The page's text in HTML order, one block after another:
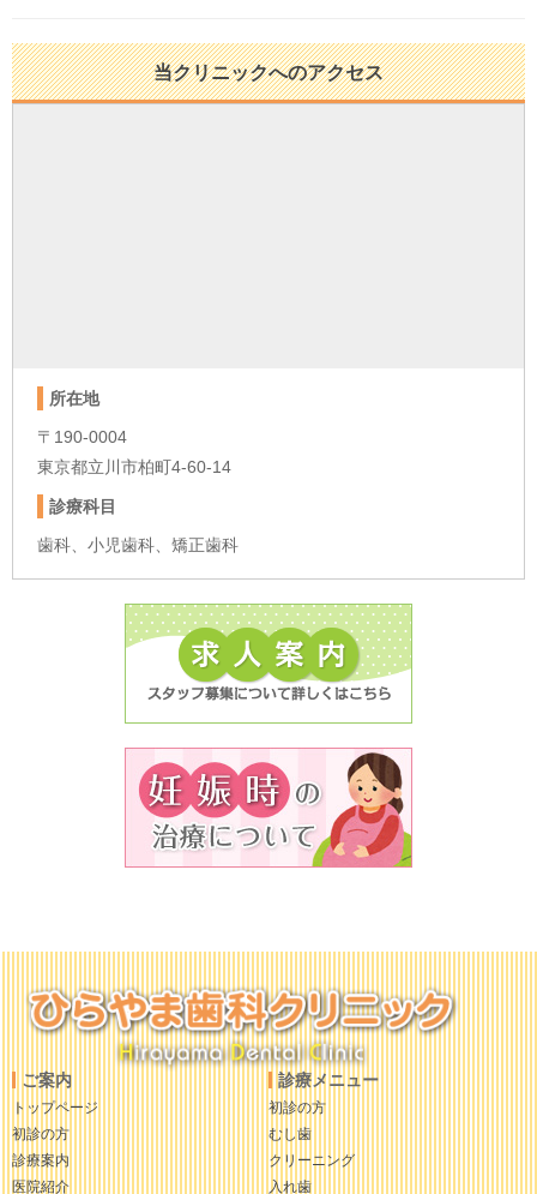
当クリニックへのアクセス
所在地
〒190-0004
東京都立川市柏町4-60-14
診療科目
歯科、小児歯科、矯正歯科
ご案内
トップページ
初診の方
診療案内
医院紹介
診療メニュー
初診の方
むし歯
クリーニング
入れ歯